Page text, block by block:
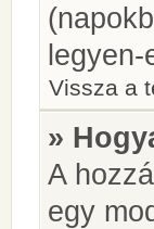
Vissza a
»
A
egy